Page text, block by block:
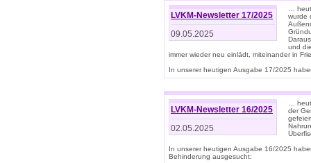
LVKM-Newsletter 17/2025
09.05.2025
…
wurde
und
immer wieder neu einlädt, miteinander in
In unserer heutigen Ausgabe 17/2025
LVKM-Newsletter 16/2025
02.05.2025
…
der
In unserer heutigen Ausgabe 16/2025
Behinderung ausgesucht: